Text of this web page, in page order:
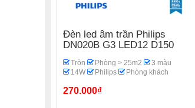
Đèn led âm trần Philips
DN020B G3 LED12 D150
Tròn Phòng > 25m2
3 màu
14W
Philips Phòng khách
270.000₫